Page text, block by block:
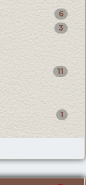
6
3
11
1